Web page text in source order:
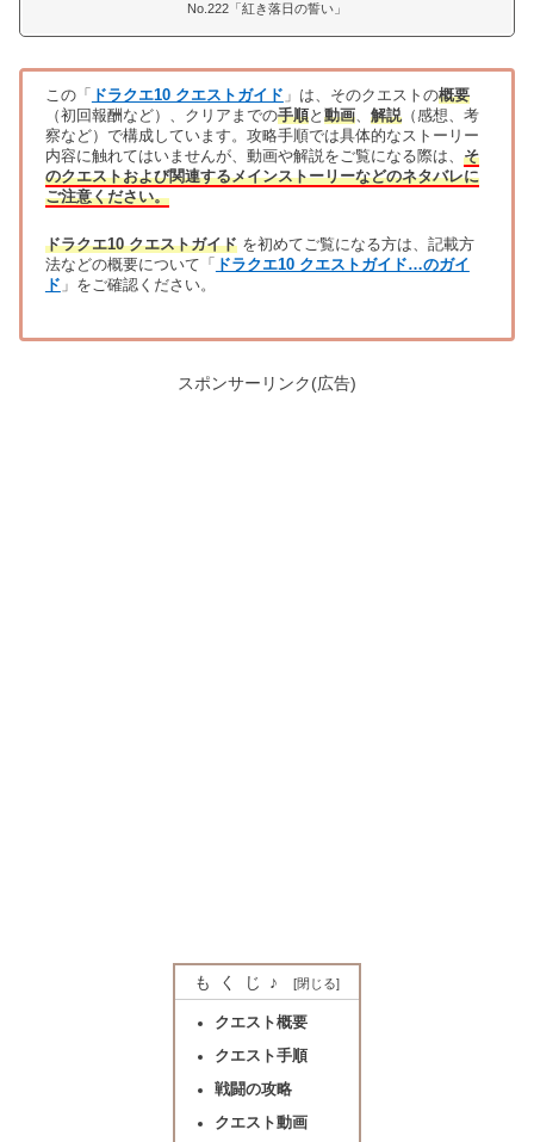
No.222「紅き落日の誓い」
この「 ドラクエ10 クエストガイド 」は、そのクエストの概要
（初回報酬など）、クリアまでの手順と 動画、 解説（感想、考
察など）で構成しています。攻略手順では具体的なストーリー
内容に触れてはいませんが、動画や解説をご覧になる際は、 そ
のクエストおよび関連するメインストーリーなどのネタバレに
ご注意ください。
ドラクエ10 クエストガイドを初めてご覧になる方は、記載方
法などの概要について「
ドラクエ10 クエストガイド…のガイ
ド 」をご確認ください。
スポンサーリンク(広告)
もくじ♪
クエスト概要
クエスト手順
戦闘の攻略
クエスト動画